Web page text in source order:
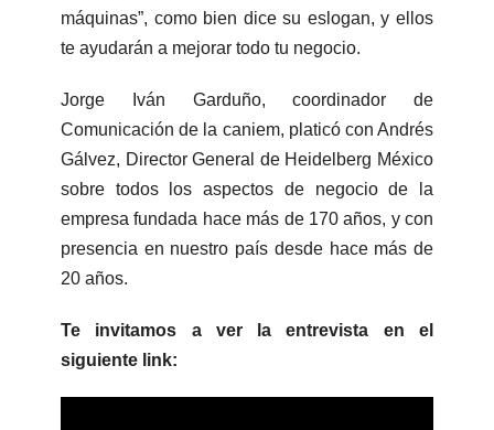
máquinas”, como bien dice su eslogan, y ellos
te ayudarán a mejorar todo tu negocio.
Jorge Iván Garduño, coordinador de
Comunicación de la caniem, platicó con Andrés
Gálvez, Director General de Heidelberg México
sobre todos los aspectos de negocio de la
empresa fundada hace más de 170 años, y con
presencia en nuestro país desde hace más de
20 años.
Te invitamos a ver la entrevista en el
siguiente link: